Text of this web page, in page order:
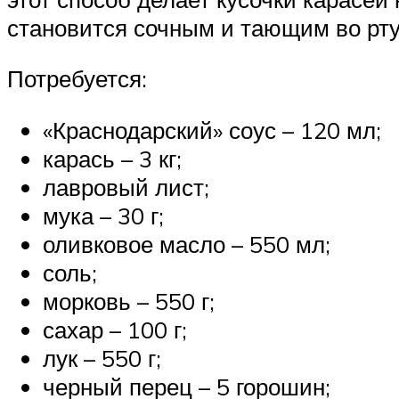
становится сочным и тающим во
Потребуется:
«Краснодарский» соус – 120 мл;
карась – 3 кг;
лавровый лист;
мука – 30 г;
оливковое масло – 550 мл;
соль;
морковь – 550 г;
сахар – 100 г;
лук – 550 г;
черный перец – 5 горошин;